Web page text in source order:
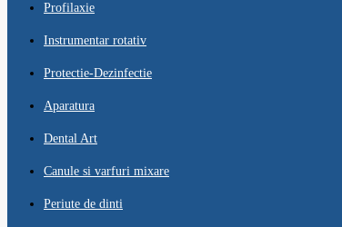
Profilaxie
Instrumentar rotativ
Protectie-Dezinfectie
Aparatura
Dental Art
Canule si varfuri mixare
Periute de dinti